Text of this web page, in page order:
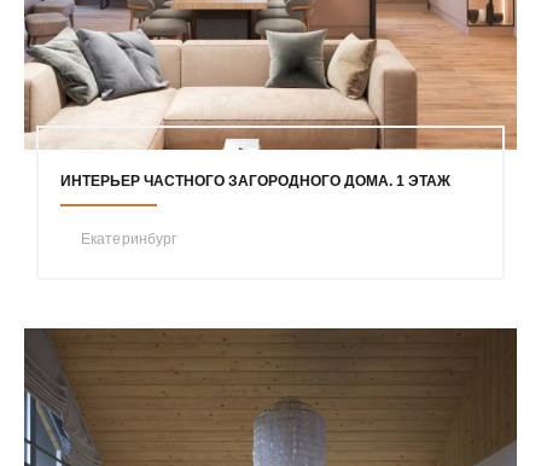
ИНТЕРЬЕР ЧАСТНОГО ЗАГОРОДНОГО ДОМА. 1 ЭТАЖ
Екатеринбург